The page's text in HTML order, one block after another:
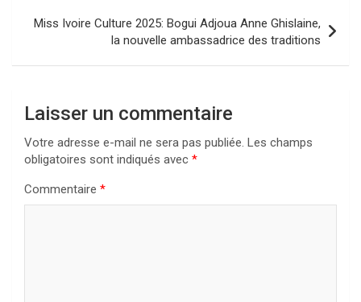
l’article
Miss Ivoire Culture 2025: Bogui Adjoua Anne Ghislaine,
la nouvelle ambassadrice des traditions
Laisser un commentaire
Votre adresse e-mail ne sera pas publiée. Les champs
obligatoires sont indiqués avec *
Commentaire *